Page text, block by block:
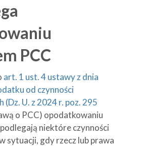
PCC
art. 1 ust. 4 ustawy z dnia
od czynności
(Dz. U. z 2024 r. poz. 295
o PCC) opodatkowaniu
niektóre czynności
sytuacji, gdy rzecz lub prawa